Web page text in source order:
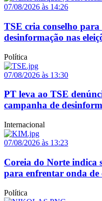
07/08/2026 às 14:26
TSE cria conselho
desinformação nas
Política
07/08/2026 às 13:30
PT leva ao TSE
campanha de
Internacional
07/08/2026 às 13:23
Coreia do Norte indica
para enfrentar onda de
Política